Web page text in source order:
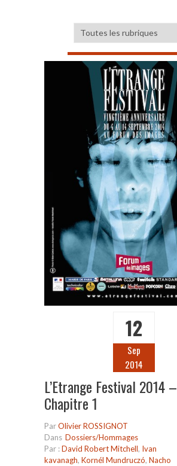
12
Sep
2014
L’Etrange Festival 2014 –
Chapitre 1
ParOlivier ROSSIGNOT
Dans Dossiers/Hommages
Par :David Robert Mitchell, Ivan
kavanagh, Kornél Mundruczó, Nacho